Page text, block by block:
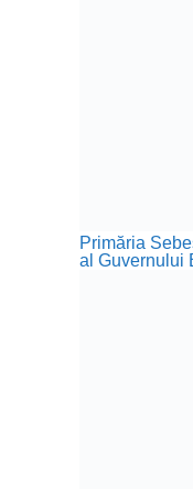
Primăria
al Guvernului